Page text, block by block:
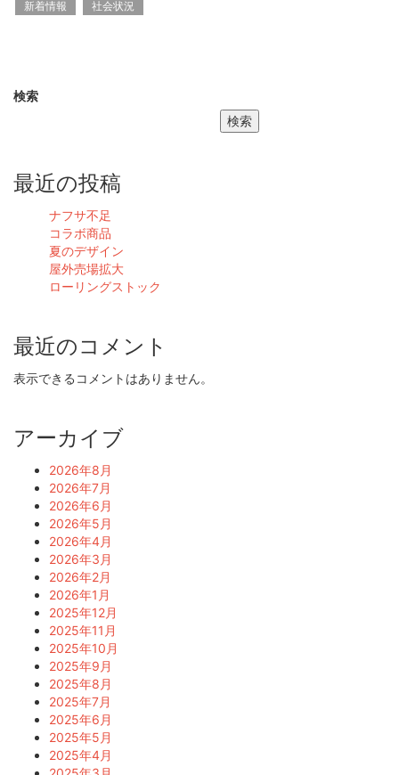
新着情報 社会状況
検索
検索
最近の投稿
ナフサ不足
コラボ商品
夏のデザイン
屋外売場拡大
ローリングストック
最近のコメント
表示できるコメントはありません。
アーカイブ
2026年8月
2026年7月
2026年6月
2026年5月
2026年4月
2026年3月
2026年2月
2026年1月
2025年12月
2025年11月
2025年10月
2025年9月
2025年8月
2025年7月
2025年6月
2025年5月
2025年4月